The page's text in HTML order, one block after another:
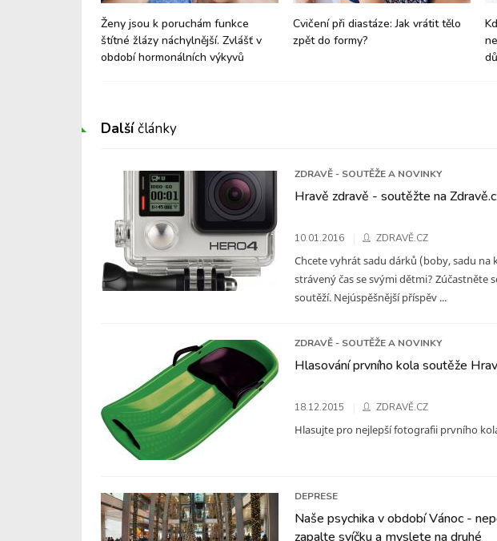
Ženy jsou k poruchám funkce
štítné žlázy náchylnější. Zvlášť v
období hormonálních výkyvů
Cvičení při diastáze: Jak vrátit tělo
zpět do formy?
Dalšíčlánky
ZDRAVĚ - SOUTĚŽE A NOVINKY
Hravě zdravě - soutěžte na
10.01.2016 ZDRAVĚ.CZ
Chcete vyhrát sadu dárků (boby, sadu na
strávený čas se svými dětmi? Zúčastněte
soutěží. Nejúspěšnější příspěv ...
ZDRAVĚ - SOUTĚŽE A NOVINKY
Hlasování prvního kola soutěže
18.12.2015 ZDRAVĚ.CZ
Hlasujte pro nejlepší fotografii prvního
DEPRESE
Naše psychika v období Vánoc -
zapalte svíčku a myslete na druhé